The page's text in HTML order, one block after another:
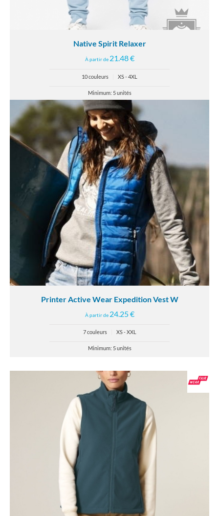
Native Spirit Relaxer
À partir de 21.48 €
10 couleurs XS - 4XL
Minimum: 5 unités
Printer Active Wear Expedition Vest W
À partir de 24.25 €
7 couleurs XS - XXL
Minimum: 5 unités